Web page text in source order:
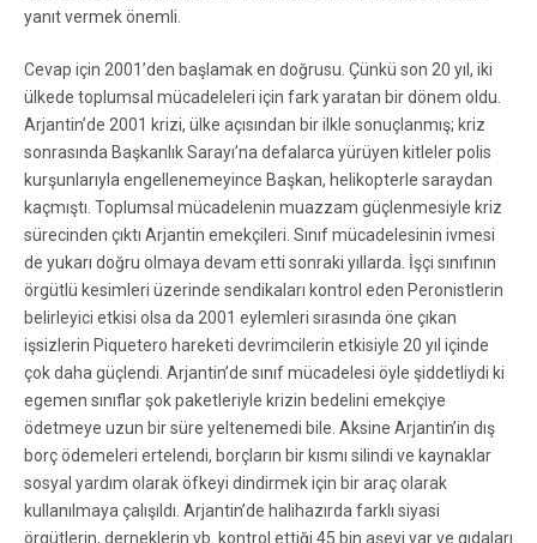
yanıt vermek önemli.
Cevap için 2001’den başlamak en doğrusu. Çünkü son 20 yıl, iki
ülkede toplumsal mücadeleleri için fark yaratan bir dönem oldu.
Arjantin’de 2001 krizi, ülke açısından bir ilkle sonuçlanmış; kriz
sonrasında Başkanlık Sarayı’na defalarca yürüyen kitleler polis
kurşunlarıyla engellenemeyince Başkan, helikopterle saraydan
kaçmıştı. Toplumsal mücadelenin muazzam güçlenmesiyle kriz
sürecinden çıktı Arjantin emekçileri. Sınıf mücadelesinin ivmesi
de yukarı doğru olmaya devam etti sonraki yıllarda. İşçi sınıfının
örgütlü kesimleri üzerinde sendikaları kontrol eden Peronistlerin
belirleyici etkisi olsa da 2001 eylemleri sırasında öne çıkan
işsizlerin Piquetero hareketi devrimcilerin etkisiyle 20 yıl içinde
çok daha güçlendi. Arjantin’de sınıf mücadelesi öyle şiddetliydi ki
egemen sınıflar şok paketleriyle krizin bedelini emekçiye
ödetmeye uzun bir süre yeltenemedi bile. Aksine Arjantin’in dış
borç ödemeleri ertelendi, borçların bir kısmı silindi ve kaynaklar
sosyal yardım olarak öfkeyi dindirmek için bir araç olarak
kullanılmaya çalışıldı. Arjantin’de halihazırda farklı siyasi
örgütlerin, derneklerin vb. kontrol ettiği 45 bin aşevi var ve gıdaları